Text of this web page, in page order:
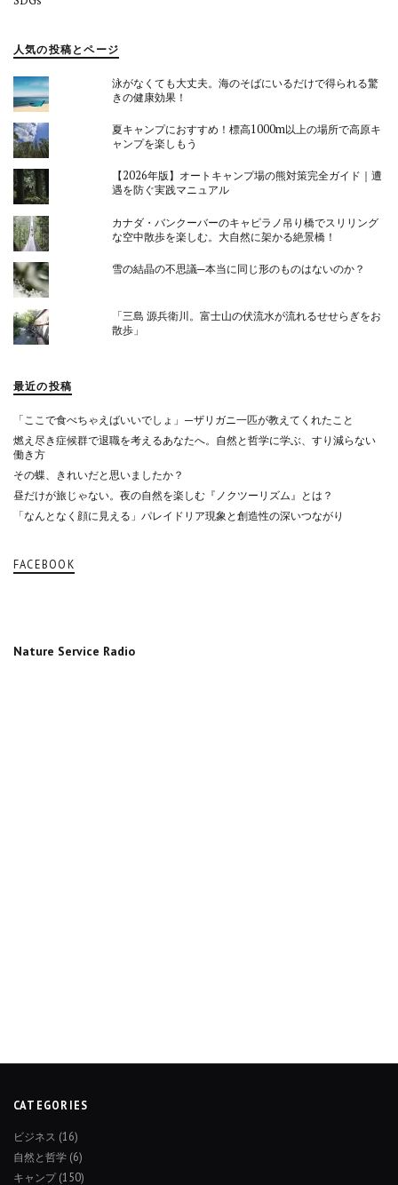
人気の投稿とページ
泳がなくても大丈夫。海のそばにいるだけで得られる驚
きの健康効果！
夏キャンプにおすすめ！標高1000m以上の場所で高原キ
ャンプを楽しもう
【2026年版】オートキャンプ場の熊対策完全ガイド｜遭
遇を防ぐ実践マニュアル
カナダ・バンクーバーのキャピラノ吊り橋でスリリング
な空中散歩を楽しむ。大自然に架かる絶景橋！
雪の結晶の不思議─本当に同じ形のものはないのか？
「三島 源兵衛川。富士山の伏流水が流れるせせらぎをお
散歩」
最近の投稿
「ここで食べちゃえばいいでしょ」—ザリガニ一匹が教えてくれたこと
燃え尽き症候群で退職を考えるあなたへ。自然と哲学に学ぶ、すり減らない
働き方
その蝶、きれいだと思いましたか？
昼だけが旅じゃない。夜の自然を楽しむ『ノクツーリズム』とは？
「なんとなく顔に見える」パレイドリア現象と創造性の深いつながり
FACEBOOK
Nature Service Radio
CATEGORIES
ビジネス (16)
自然と哲学 (6)
キャンプ(150)